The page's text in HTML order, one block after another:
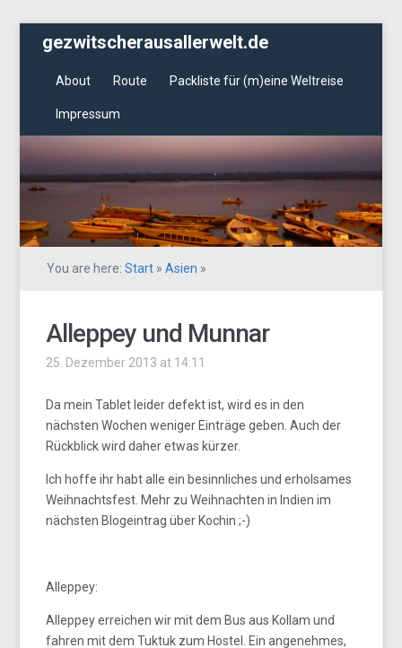
gezwitscherausallerwelt.de
About Route Packliste für (m)eine Weltreise
Impressum
You are here:Start »Asien »
Alleppey und Munnar
25. Dezember 2013 at 14:11
Da mein Tablet leider defekt ist, wird es in den
nächsten Wochen weniger Einträge geben. Auch der
Rückblick wird daher etwas kürzer.
Ich hoffe ihr habt alle ein besinnliches und erholsames
Weihnachtsfest. Mehr zu Weihnachten in Indien im
nächsten Blogeintrag über Kochin ;-)
Alleppey:
Alleppey erreichen wir mit dem Bus aus Kollam und
fahren mit dem Tuktuk zum Hostel. Ein angenehmes,